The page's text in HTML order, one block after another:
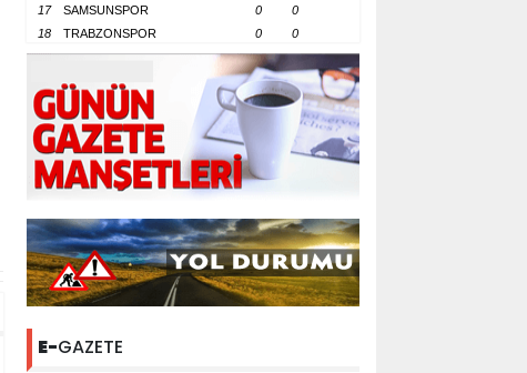
17
SAMSUNSPOR 0
0
18
TRABZONSPOR 0 0
E-GAZETE